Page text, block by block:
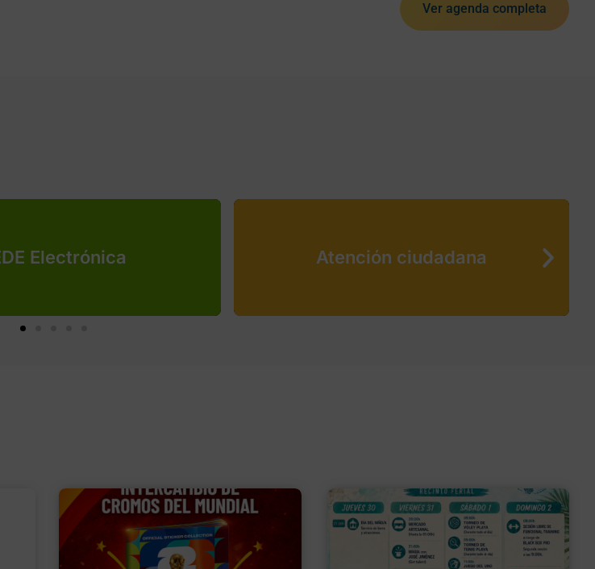
Ver agenda completa
Electrónica Atención ciudadana